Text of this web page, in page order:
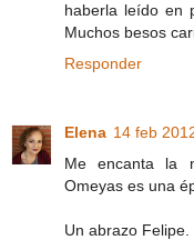
haberla leído en
Muchos besos
Responder
Elena 14 feb
Me encanta la
Omeyas es una
Un abrazo Felipe.